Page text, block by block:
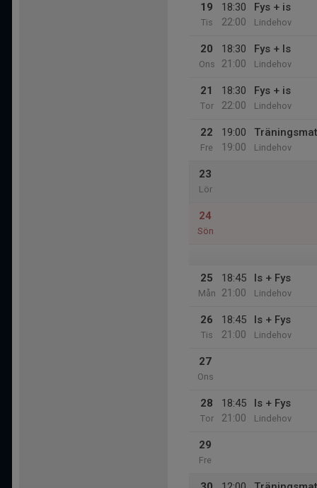
19
Tis
18:30
22:00
Fys + is
Lindehov
20
Ons
18:30
21:00
Fys + Is
Lindehov
21
Tor
18:30
22:00
Fys + is
Lindehov
22
Fre
19:00
19:00
Lindehov
23
Lör
24
Sön
25
Mån
18:45
21:00
Is + Fys
Lindehov
26
Tis
18:45
21:00
Is + Fys
Lindehov
27
Ons
28
Tor
18:45
21:00
Is + Fys
Lindehov
29
Fre